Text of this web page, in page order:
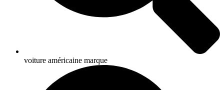
voiture américaine marque